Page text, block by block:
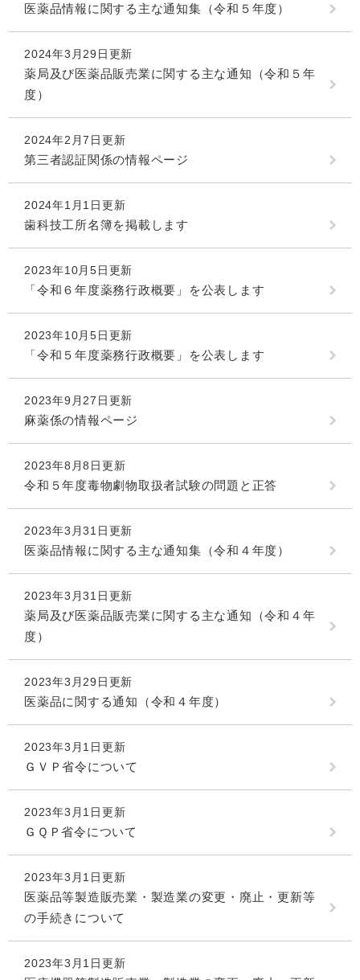
医薬品情報に関する主な通知集（令和５年度）
2024年3月29日更新
薬局及び医薬品販売業に関する主な通知（令和５年
度）
2024年2月7日更新
第三者認証関係の情報ページ
2024年1月1日更新
歯科技工所名簿を掲載します
2023年10月5日更新
「令和６年度薬務行政概要」を公表します
2023年10月5日更新
「令和５年度薬務行政概要」を公表します
2023年9月27日更新
麻薬係の情報ページ
2023年8月8日更新
令和５年度毒物劇物取扱者試験の問題と正答
2023年3月31日更新
医薬品情報に関する主な通知集（令和４年度）
2023年3月31日更新
薬局及び医薬品販売業に関する主な通知（令和４年
度）
2023年3月29日更新
医薬品に関する通知（令和４年度）
2023年3月1日更新
ＧＶＰ省令について
2023年3月1日更新
ＧＱＰ省令について
2023年3月1日更新
医薬品等製造販売業・製造業の変更・廃止・更新等
の手続きについて
2023年3月1日更新